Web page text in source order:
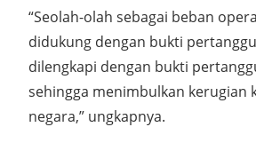
“Seolah-olah sebagai beban
didukung dengan bukti
dilengkapi dengan bukti
sehingga menimbulkan kerugian
negara,” ungkapnya.